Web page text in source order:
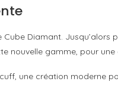
Diamant.
nouvelle gamme, pour une
une création moderne